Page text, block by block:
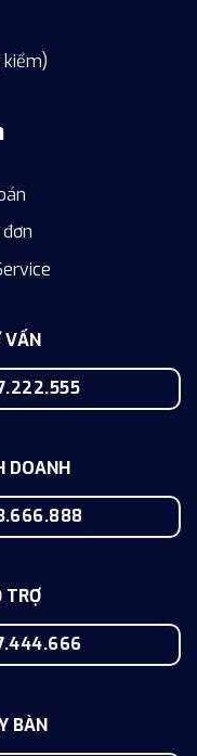
VẤN
DOANH
TRỢ
BÀN